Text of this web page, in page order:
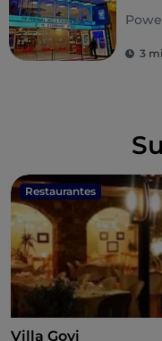
a
3
Restaurantes
Villa Govi